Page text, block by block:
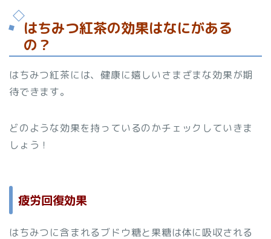
はちみつ紅茶の効果はなにがある
の？
はちみつ紅茶には、健康に嬉しいさまざまな効果が期
待できます。
どのような効果を持っているのかチェックしていきま
しょう！
疲労回復効果
はちみつに含まれるブドウ糖と果糖は体に吸収される